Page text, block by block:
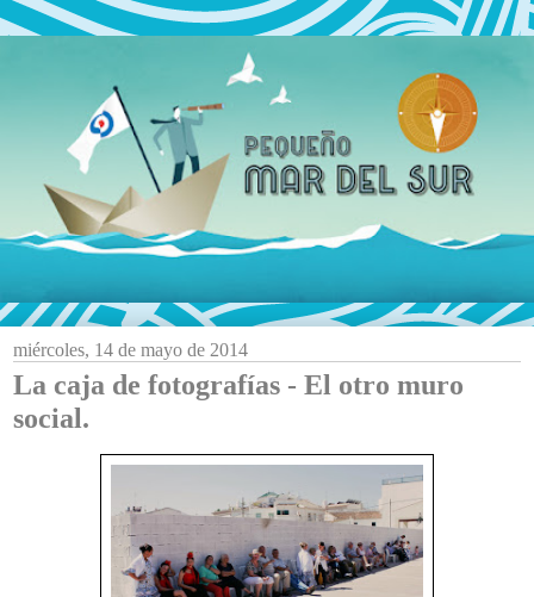
miércoles, 14 de mayo de 2014
La caja de fotografías - El otro muro
social.